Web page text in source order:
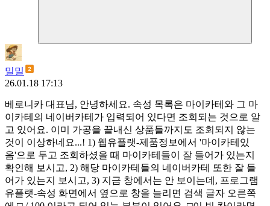
밀밀
26.01.18 17:13
베로니카 대표님, 안녕하세요. 속성 목록은 마이카테와 그 마
이카테의 네이버카테가 입력되어 있다면 조회되는 것으로 알
고 있어요. 이미 가공을 끝내신 상품들까지도 조회되지 않는
것이 이상하네요...! 1) 웹유플랫-제품정보에서 '마이카테있
음'으로 두고 조회하셨을 때 마이카테들이 잘 들어가 있는지
확인해 보시고, 2) 해당 마이카테들의 네이버카테 또한 잘 들
어가 있는지 보시고, 3) 지금 창에서는 안 보이는데, 프로그램
유플랫-속성 화면에서 옆으로 창을 늘리면 검색 글자 오른쪽